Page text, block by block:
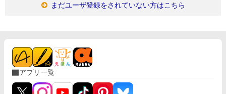
まだユーザ登録をされていない方はこちら
アプリ一覧